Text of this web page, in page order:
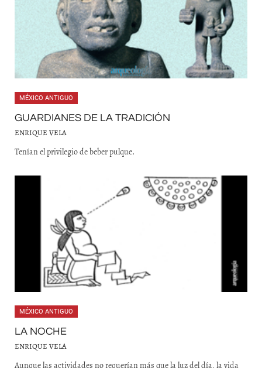
MÉXICO ANTIGUO
GUARDIANES DE LA TRADICIÓN
ENRIQUE VELA
Tenían el privilegio de beber pulque.
MÉXICO ANTIGUO
LA NOCHE
ENRIQUE VELA
Aunque las actividades no requerían más que la luz del día, la vida